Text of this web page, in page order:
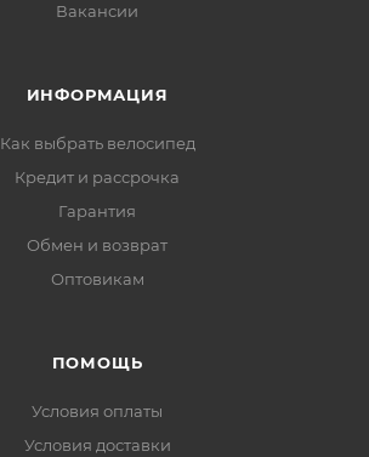
Вакансии
ИНФОРМАЦИЯ
Как выбрать велосипед
Кредит и рассрочка
Гарантия
Обмен и возврат
Оптовикам
ПОМОЩЬ
Условия оплаты
Условия доставки